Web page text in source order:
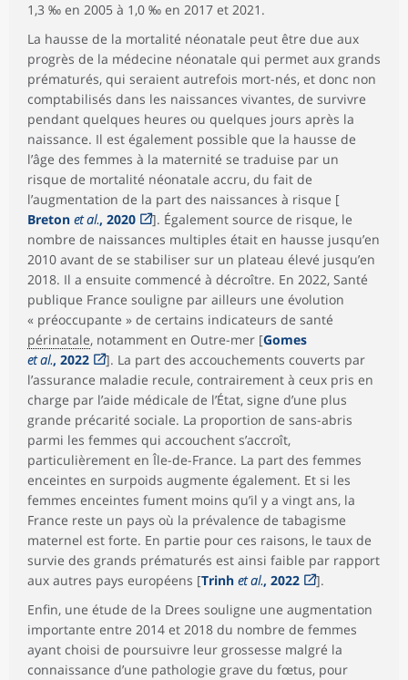
1,3 ‰ en 2005 à 1,0 ‰ en 2017 et 2021.
La hausse de la mortalité néonatale peut être due aux
progrès de la médecine néonatale qui permet aux grands
prématurés, qui seraient autrefois mort-nés, et donc non
comptabilisés dans les naissances vivantes, de survivre
pendant quelques heures ou quelques jours après la
naissance. Il est également possible que la hausse de
l’âge des femmes à la maternité se traduise par un
risque de mortalité néonatale accru, du fait de
l’augmentation de la part des naissances à risque [
Breton et al., 2020
]. Également source de risque, le
nombre de naissances multiples était en hausse jusqu’en
2010 avant de se stabiliser sur un plateau élevé jusqu’en
2018. Il a ensuite commencé à décroître. En 2022, Santé
publique France souligne par ailleurs une évolution
« préoccupante » de certains indicateurs de santé
périnatale, notamment en Outre-mer [Gomes
et al., 2022
]. La part des accouchements couverts par
l’assurance maladie recule, contrairement à ceux pris en
charge par l’aide médicale de l’État, signe d’une plus
grande précarité sociale. La proportion de sans-abris
parmi les femmes qui accouchent s’accroît,
particulièrement en Île-de-France. La part des femmes
enceintes en surpoids augmente également. Et si les
femmes enceintes fument moins qu’il y a vingt ans, la
France reste un pays où la prévalence de tabagisme
maternel est forte. En partie pour ces raisons, le taux de
survie des grands prématurés est ainsi faible par rapport
aux autres pays européens [Trinh et al., 2022
].
Enfin, une étude de la Drees souligne une augmentation
importante entre 2014 et 2018 du nombre de femmes
ayant choisi de poursuivre leur grossesse malgré la
connaissance d’une pathologie grave du fœtus, pour